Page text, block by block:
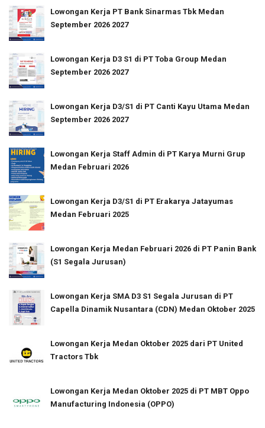
Lowongan Kerja PT Bank Sinarmas Tbk Medan
September 2026 2027
Lowongan Kerja D3 S1 di PT Toba Group Medan
September 2026 2027
Lowongan Kerja D3/S1 di PT Canti Kayu Utama Medan
September 2026 2027
Lowongan Kerja Staff Admin di PT Karya Murni Grup
Medan Februari 2026
Lowongan Kerja D3/S1 di PT Erakarya Jatayumas
Medan Februari 2025
Lowongan Kerja Medan Februari 2026 di PT Panin Bank
(S1 Segala Jurusan)
Lowongan Kerja SMA D3 S1 Segala Jurusan di PT
Capella Dinamik Nusantara (CDN) Medan Oktober 2025
Lowongan Kerja Medan Oktober 2025 dari PT United
Tractors Tbk
Lowongan Kerja Medan Oktober 2025 di PT MBT Oppo
Manufacturing Indonesia (OPPO)